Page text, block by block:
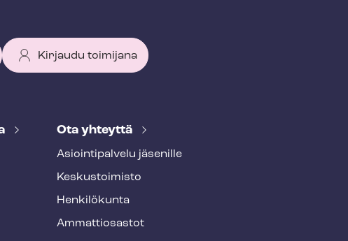
Kirjaudu toimijana
Ota yhteyttä
Asioin­ti­pal­ve­lu jäsenille
Keskustoimisto
Henkilökunta
Ammattiosastot